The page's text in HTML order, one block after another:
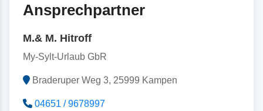
Ansprechpartner
M.& M. Hitroff
My-Sylt-Urlaub GbR
Braderuper Weg 3, 25999 Kampen
04651 / 9678997